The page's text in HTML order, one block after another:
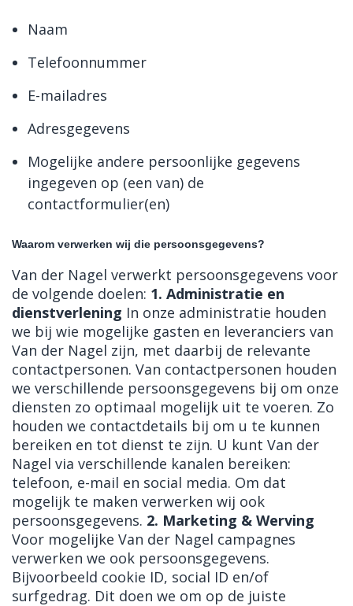
Naam
Telefoonnummer
E-mailadres
Adresgegevens
Mogelijke andere persoonlijke gegevens
ingegeven op (een van) de
contactformulier(en)
Waarom verwerken wij die persoonsgegevens?
Van der Nagel verwerkt persoonsgegevens voor
de volgende doelen: 1. Administratie en
dienstverlening In onze administratie houden
we bij wie mogelijke gasten en leveranciers van
Van der Nagel zijn, met daarbij de relevante
contactpersonen. Van contactpersonen houden
we verschillende persoonsgegevens bij om onze
diensten zo optimaal mogelijk uit te voeren. Zo
houden we contactdetails bij om u te kunnen
bereiken en tot dienst te zijn. U kunt Van der
Nagel via verschillende kanalen bereiken:
telefoon, e-mail en social media. Om dat
mogelijk te maken verwerken wij ook
persoonsgegevens. 2. Marketing & Werving
Voor mogelijke Van der Nagel campagnes
verwerken we ook persoonsgegevens.
Bijvoorbeeld cookie ID, social ID en/of
surfgedrag. Dit doen we om op de juiste